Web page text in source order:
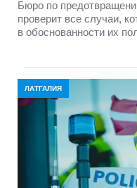
Бюро по
проверит все случаи,
в обоснованности их
ЛАТГАЛИЯ